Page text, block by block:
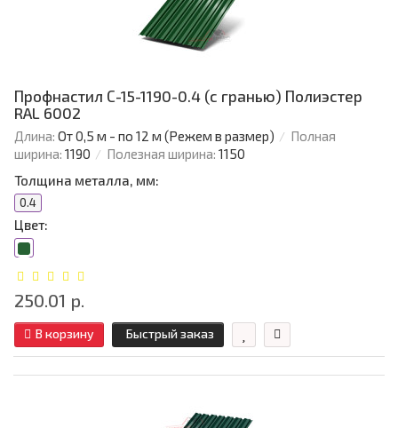
Профнастил С-15-1190-0.4 (с гранью) Полиэстер
RAL 6002
Длина: От 0,5 м - по 12 м (Режем в размер)
Полная
ширина: 1190 Полезная ширина: 1150
Толщина металла, мм:
0.4
Цвет:
250.01 р.
В корзину Быстрый заказ